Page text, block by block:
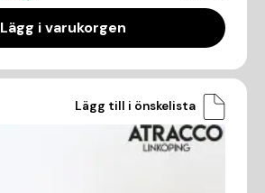
Lägg i varukorgen
Lägg till i önskelista